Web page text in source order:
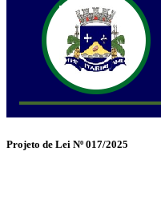
Projeto de Lei Nº 017/2025